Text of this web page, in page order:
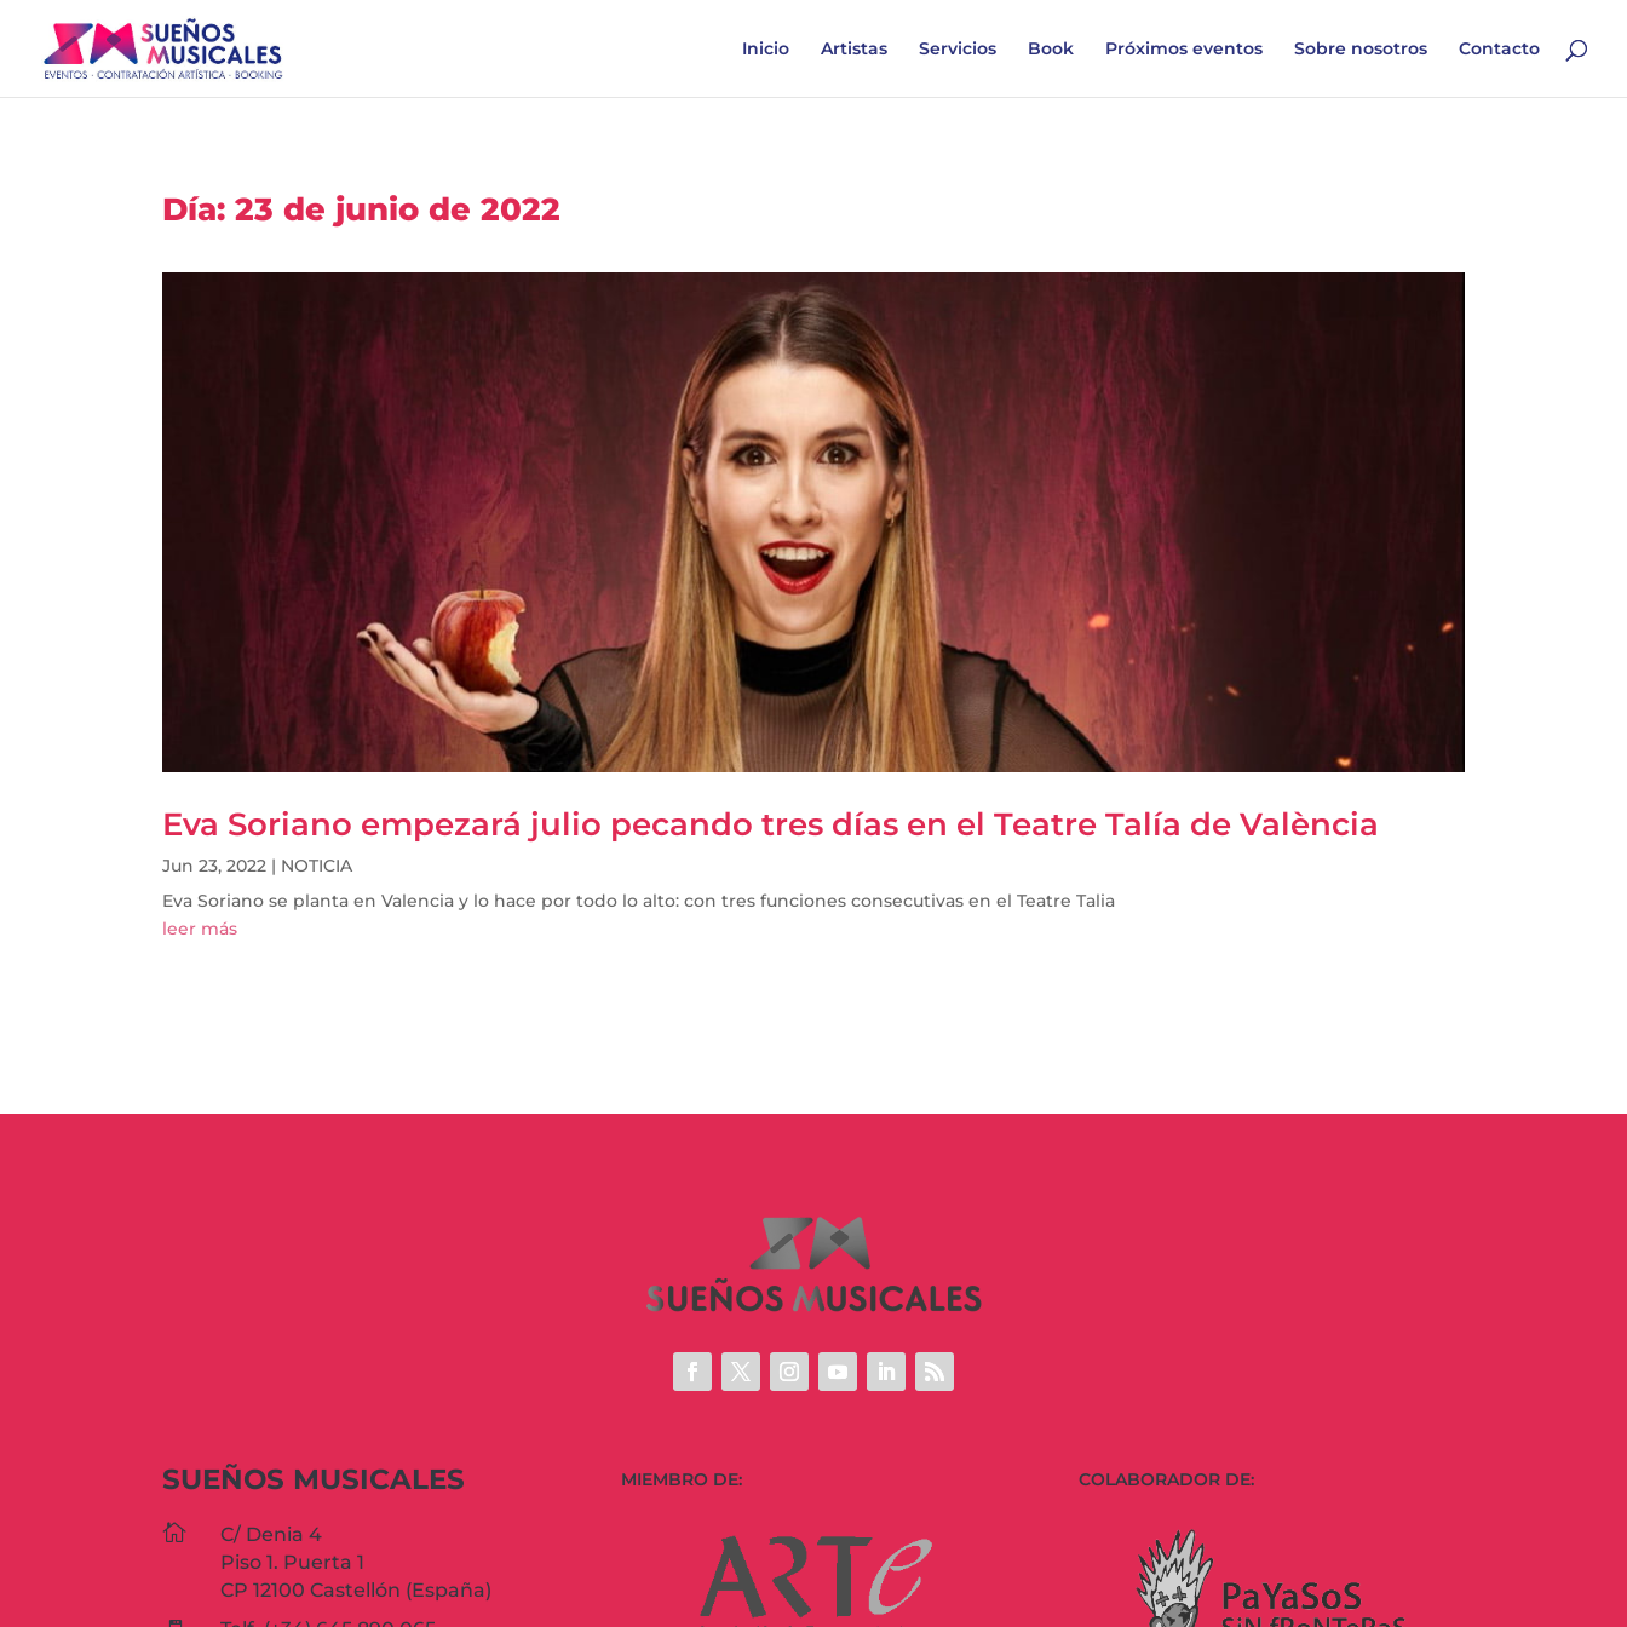
Inicio Artistas Servicios Book Próximos eventos Sobre nosotros Contacto
Día:23 de junio de 2022
Eva Soriano empezará julio pecando tres días en el Teatre Talía de València
Jun 23, 2022 | NOTICIA
Eva Soriano se planta en Valencia y lo hace por todo lo alto: con tres funciones consecutivas en el Teatre Talia
leer más
SUEÑOS MUSICALES

C/ Denia 4
Piso 1. Puerta 1
CP 12100 Castellón (España)
MIEMBRO DE: COLABORADOR DE: